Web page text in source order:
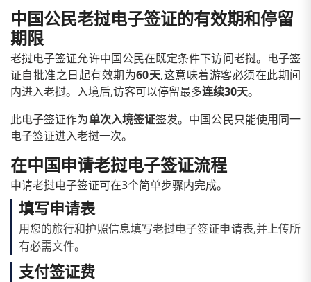
中国公民老挝电子签证的有效期和停留
期限
老挝电子签证允许中国公民在既定条件下访问老挝。电子签
证自批准之日起有效期为60天,这意味着游客必须在此期间
内进入老挝。入境后,访客可以停留最多连续30天。
此电子签证作为单次入境签证签发。中国公民只能使用同一
电子签证进入老挝一次。
在中国申请老挝电子签证流程
申请老挝电子签证可在3个简单步骤内完成。
填写申请表
用您的旅行和护照信息填写老挝电子签证申请表,并上传所
有必需文件。
支付签证费